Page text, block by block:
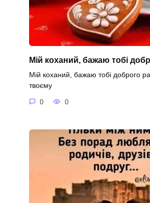
Мій коханий, бажаю тобі
Мій коханий, бажаю тобі доброго
твоєму
0 0